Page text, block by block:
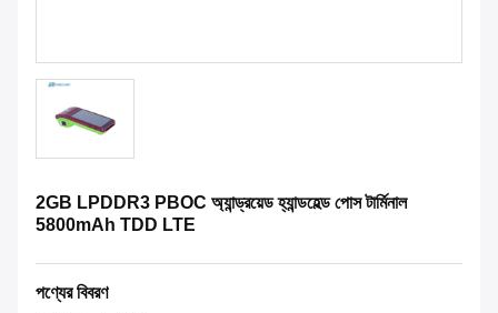
2GB LPDDR3 PBOC অ্যান্ড্রয়েড হ্যান্ডহেল্ড পোস টার্মিনাল
5800mAh TDD LTE
পণ্যের বিবরণ